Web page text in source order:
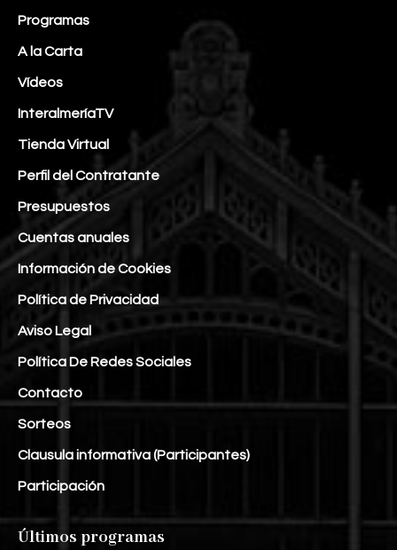
Programas
A la Carta
Vídeos
InteralmeríaTV
Tienda Virtual
Perfil del Contratante
Presupuestos
Cuentas anuales
Información de Cookies
Política de Privacidad
Aviso Legal
Política De Redes Sociales
Contacto
Sorteos
Clausula informativa (Participantes)
Participación
Últimos programas